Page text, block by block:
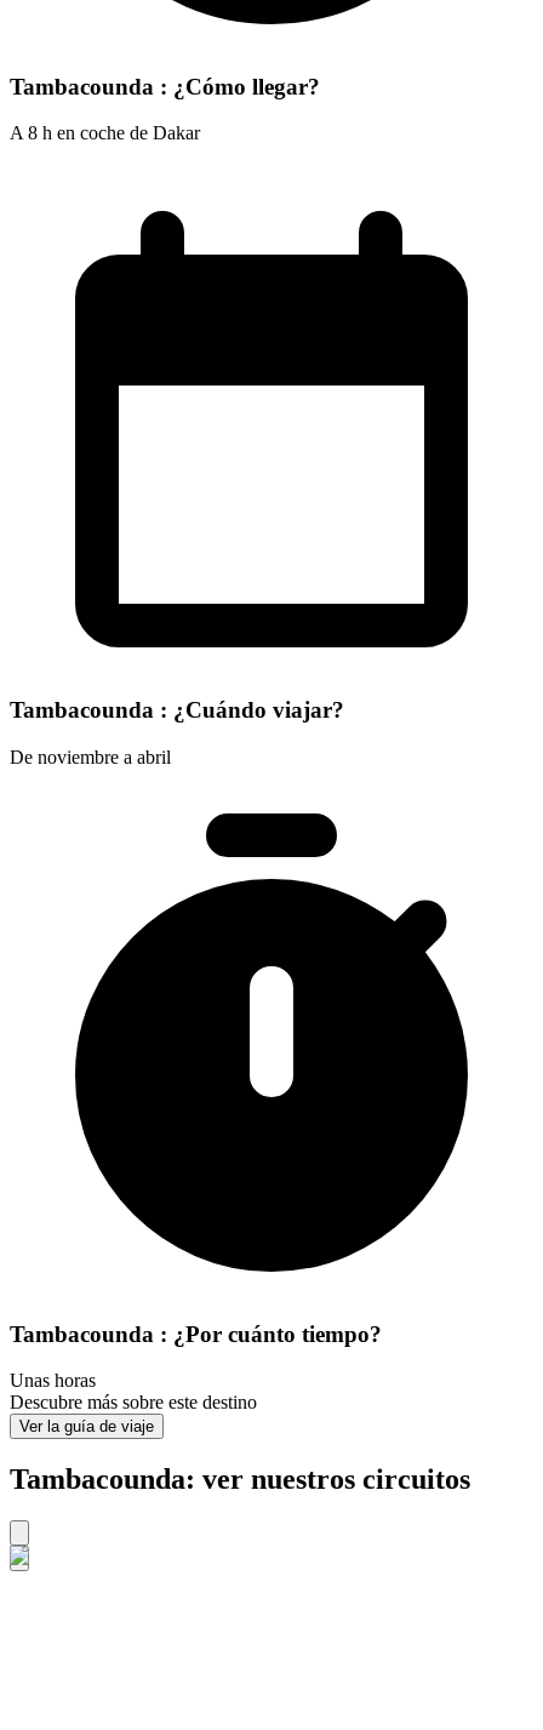
Tambacounda : ¿Cómo llegar?
A 8 h en coche de Dakar
Tambacounda : ¿Cuándo viajar?
De noviembre a abril
Tambacounda : ¿Por cuánto tiempo?
Unas horas
Descubre más sobre este destino
Ver la guía de viaje
Tambacounda: ver nuestros circuitos